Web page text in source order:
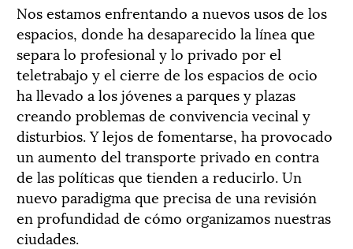
Nos estamos enfrentando a nuevos usos de los
espacios, donde ha desaparecido la línea que
separa lo profesional y lo privado por el
teletrabajo y el cierre de los espacios de ocio
ha llevado a los jóvenes a parques y plazas
creando problemas de convivencia vecinal y
disturbios. Y lejos de fomentarse, ha provocado
un aumento del transporte privado en contra
de las políticas que tienden a reducirlo. Un
nuevo paradigma que precisa de una revisión
en profundidad de cómo organizamos nuestras
ciudades.